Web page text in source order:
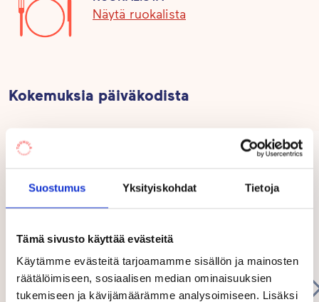
Suostumus Yksityiskohdat Tietoja
Tämä sivusto käyttää evästeitä
Käytämme evästeitä tarjoamamme sisällön ja mainosten
räätälöimiseen, sosiaalisen median ominaisuuksien
tukemiseen ja kävijämäärämme analysoimiseen. Lisäksi
Retkeilyn lisäksi kunnioitamme ympäristöä lasten
lajittelupisteelle. Päiväkodin ruokahävikki on pieni,
Kirjastoauto käy pihassamme joka toinen viikko, ja
Näytä ruokalista
Kokemuksia päiväkodista
Voin suositella lämpimästi Touhula Vappulaa
otetaan yksilöinä huomioon ja heitä
ymmärretään. Lapset menevät mielellää...
Show
more